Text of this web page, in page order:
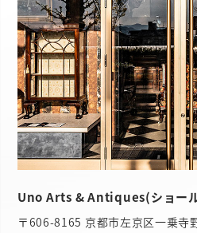
Uno Arts & Antiques(ショー
〒606-8165 京都市左京区一乗寺